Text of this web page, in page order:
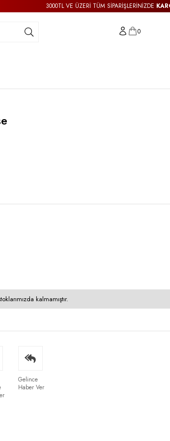
3000TL VE ÜZERİ TÜM SİPARİŞLERİNİZDEKARGO
0
kalmamıştır.
Gelince
Haber Ver